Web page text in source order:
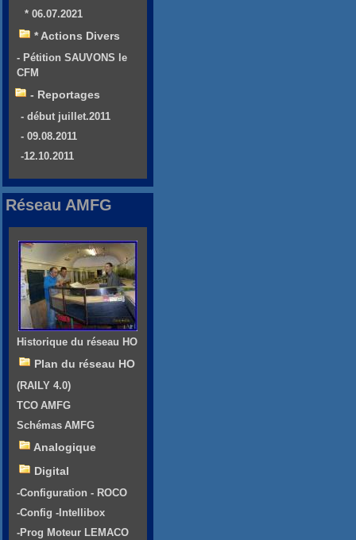
* 06.07.2021
* Actions Divers
- Pétition SAUVONS le
CFM
- Reportages
- début juillet.2011
- 09.08.2011
-12.10.2011
Réseau AMFG
Historique du réseau HO
Plan du réseau HO
(RAILY 4.0)
TCO AMFG
Schémas AMFG
Analogique
Digital
-Configuration - ROCO
-Config -Intellibox
-Prog Moteur LEMACO